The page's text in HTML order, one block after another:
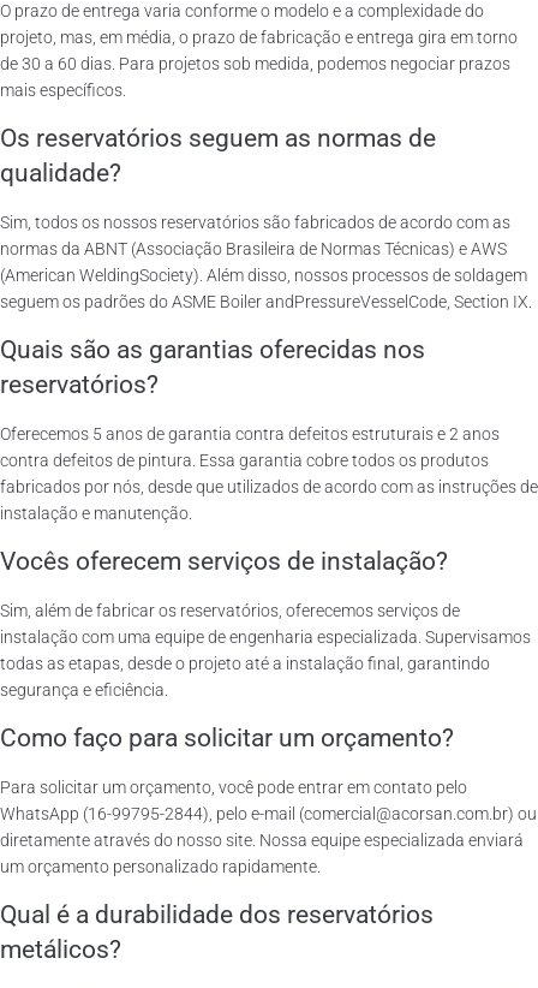
O prazo de entrega varia conforme o modelo e a complexidade do
projeto, mas, em média, o prazo de fabricação e entrega gira em torno
de 30 a 60 dias. Para projetos sob medida, podemos negociar prazos
mais específicos.
Os reservatórios seguem as normas de
qualidade?
Sim, todos os nossos reservatórios são fabricados de acordo com as
normas da ABNT (Associação Brasileira de Normas Técnicas) e AWS
(American WeldingSociety). Além disso, nossos processos de soldagem
seguem os padrões do ASME Boiler andPressureVesselCode, Section IX.
Quais são as garantias oferecidas nos
reservatórios?
Oferecemos 5 anos de garantia contra defeitos estruturais e 2 anos
contra defeitos de pintura. Essa garantia cobre todos os produtos
fabricados por nós, desde que utilizados de acordo com as instruções de
instalação e manutenção.
Vocês oferecem serviços de instalação?
Sim, além de fabricar os reservatórios, oferecemos serviços de
instalação com uma equipe de engenharia especializada. Supervisamos
todas as etapas, desde o projeto até a instalação final, garantindo
segurança e eficiência.
Como faço para solicitar um orçamento?
Para solicitar um orçamento, você pode entrar em contato pelo
WhatsApp (16-99795-2844), pelo e-mail (comercial@acorsan.com.br) ou
diretamente através do nosso site. Nossa equipe especializada enviará
um orçamento personalizado rapidamente.
Qual é a durabilidade dos reservatórios
metálicos?